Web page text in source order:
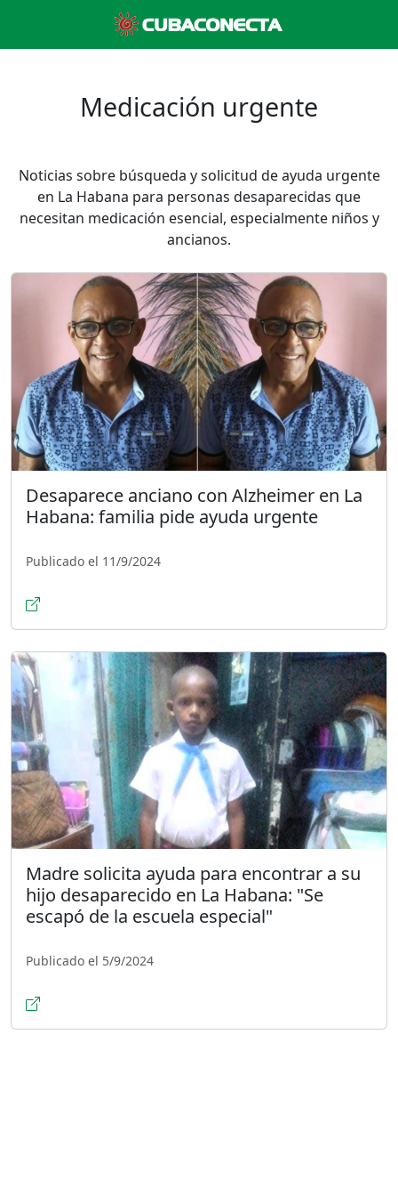
Medicación urgente
Noticias sobre búsqueda y solicitud de ayuda urgente
en La Habana para personas desaparecidas que
necesitan medicación esencial, especialmente niños y
ancianos.
Desaparece anciano con Alzheimer en La
Habana: familia pide ayuda urgente
Publicado el 11/9/2024
Madre solicita ayuda para encontrar a su
hijo desaparecido en La Habana: "Se
escapó de la escuela especial"
Publicado el 5/9/2024